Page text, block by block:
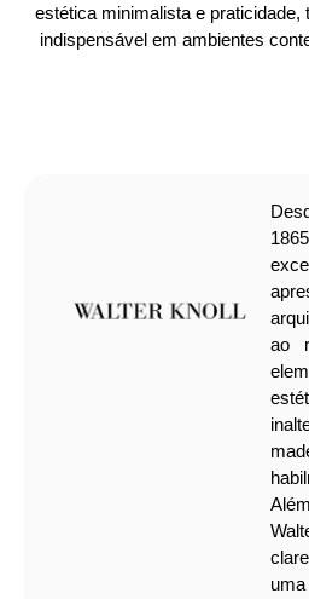
estética minimalista e praticidade,
indispensável em ambientes
ao